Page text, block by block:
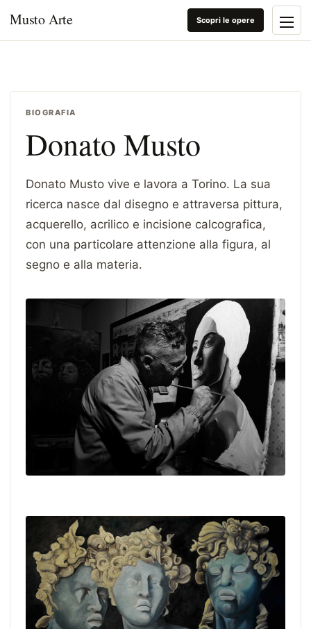
Musto Arte Scopri le opere
BIOGRAFIA
Donato Musto
Donato Musto vive e lavora a Torino. La sua
ricerca nasce dal disegno e attraversa pittura,
acquerello, acrilico e incisione calcografica,
con una particolare attenzione alla figura, al
segno e alla materia.